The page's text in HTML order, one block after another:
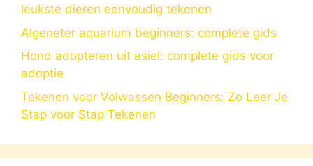
leukste dieren eenvoudig tekenen
Algeneter aquarium beginners: complete gids
Hond adopteren uit asiel: complete gids voor
adoptie
Tekenen voor Volwassen Beginners: Zo Leer Je
Stap voor Stap Tekenen